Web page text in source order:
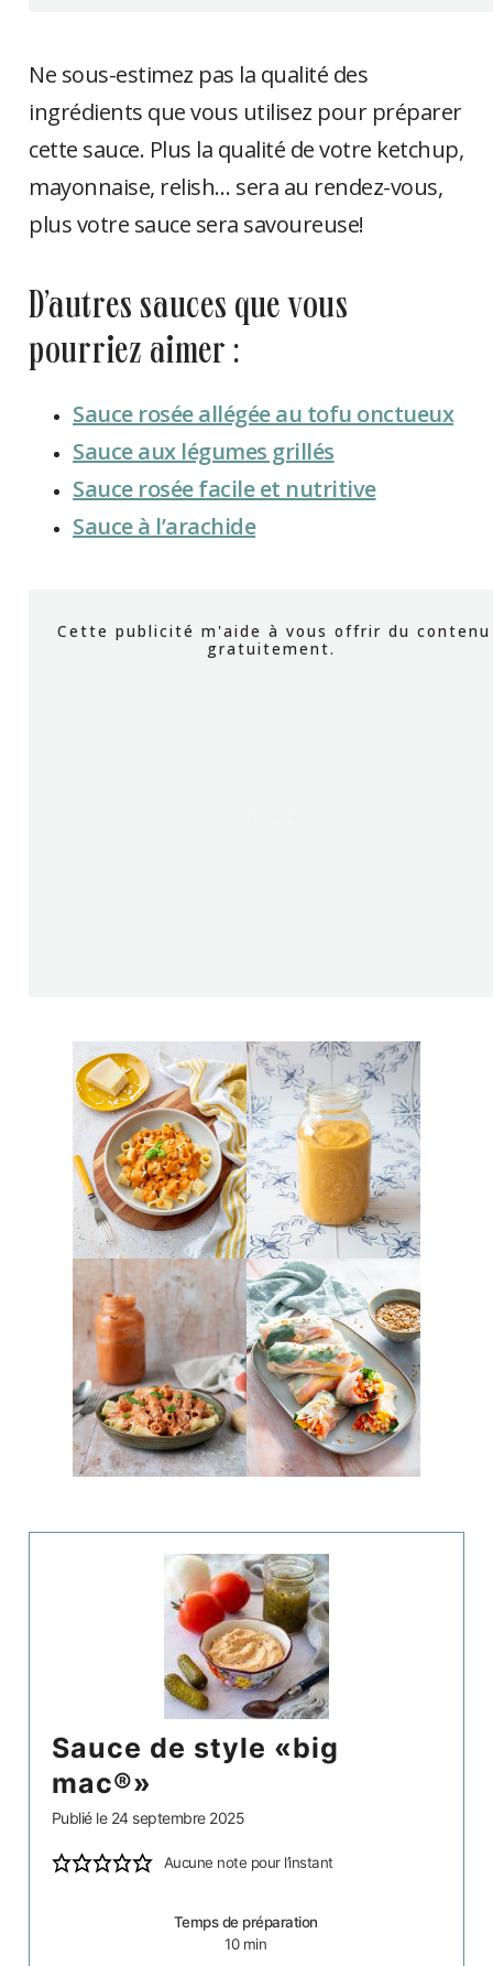
Ne sous-estimez pas la qualité des
ingrédients que vous utilisez pour préparer
cette sauce. Plus la qualité de votre ketchup,
mayonnaise, relish… sera au rendez-vous,
plus votre sauce sera savoureuse!
d’autres sauces que vous
pourriez aimer :
Sauce rosée allégée au tofu onctueux
Sauce aux légumes grillés
Sauce rosée facile et nutritive
Sauce à l’arachide
sauce de style «big
mac®»
Publié le 24 septembre 2025
Aucune note pour l’instant
Temps de préparation
10 min